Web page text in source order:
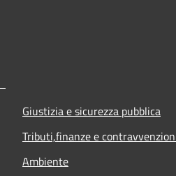
Giustizia e sicurezza pubblica
Tributi,finanze e
Ambiente